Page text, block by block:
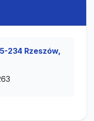
234 Rzeszów,